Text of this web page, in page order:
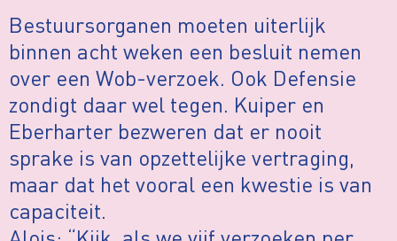
Bestuursorganen moeten uiterlijk
binnen acht weken een besluit nemen
over een Wob-verzoek. Ook Defensie
zondigt daar wel tegen. Kuiper en
Eberharter bezweren dat er nooit
sprake is van opzettelijke vertraging,
maar dat het vooral een kwestie is van
capaciteit.